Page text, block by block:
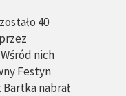
40
nich
Festyn
nabrał